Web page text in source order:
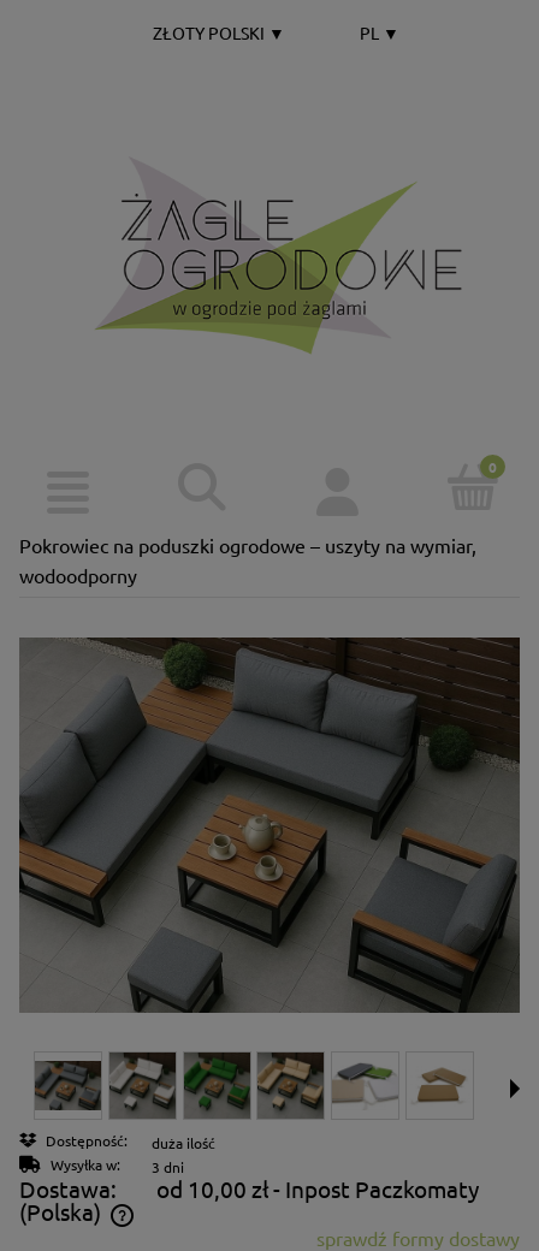
ZŁOTY POLSKI ▼ PL ▼
Pokrowiec na poduszki ogrodowe – uszyty na wymiar,
wodoodporny
Dostępność:
duża ilość
Wysyłka w:
3 dni
Dostawa: od 10,00 zł- Inpost Paczkomaty
(Polska)
Cena nie zawiera ewentualnych kosztów płatnościsprawdź formy dostawy